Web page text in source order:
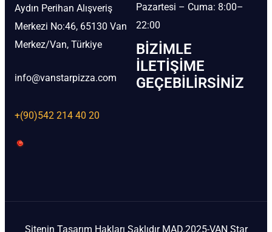
Aydın Perihan Alışveriş
Merkezi No:46, 65130 Van
Merkez/Van, Türkiye
info@vanstarpizza.com
+(90)542 214 40 20
Pazartesi – Cuma: 8:00–
22:00
BIZIMLE
İLETIŞIME
GEÇEBILIRSINIZ
Sitenin Tasarım Hakları Saklıdır MAD.2025-VAN Star